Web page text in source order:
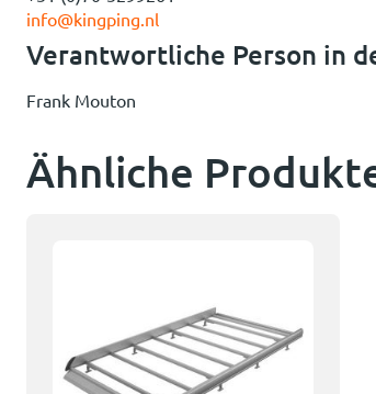
info@kingping.nl
Verantwortliche Person in
Frank Mouton
Ähnliche